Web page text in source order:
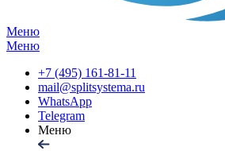
Меню
Меню
+7 (495) 161-81-11
mail@splitsystema.ru
WhatsApp
Telegram
Меню